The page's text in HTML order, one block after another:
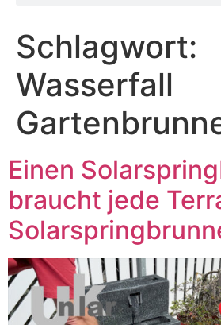
Schlagwort:
Wasserfall
Einen
braucht jede